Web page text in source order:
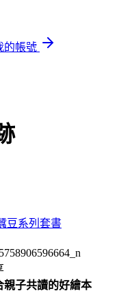
的帳號
豆系列套書
親子共讀的好繪本